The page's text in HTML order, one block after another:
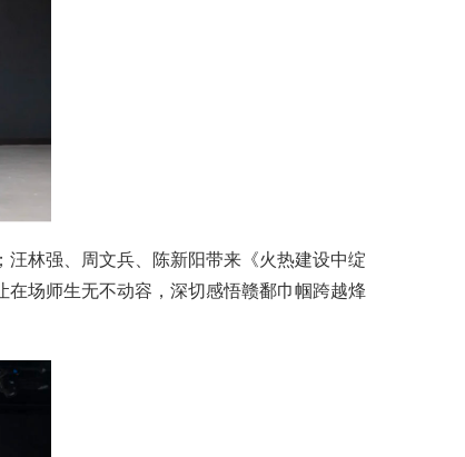
汪林强、周文兵、陈新阳带来《火热建设中绽
场师生无不动容，深切感悟赣鄱巾帼跨越烽